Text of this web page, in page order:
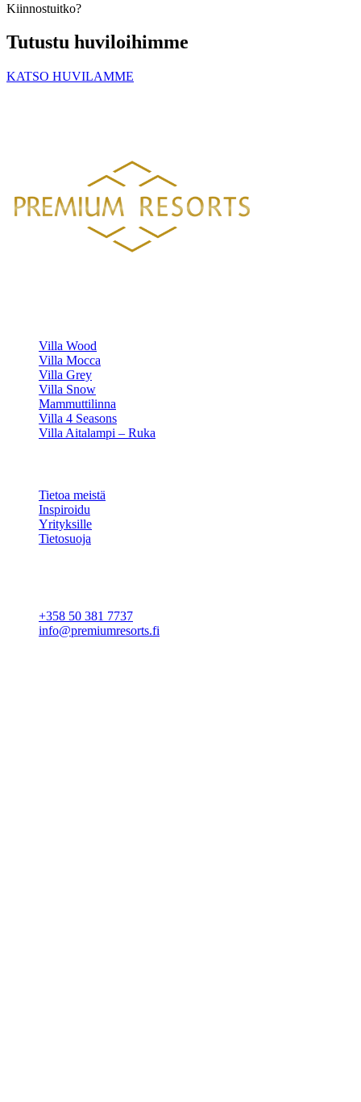
Kiinnostuitko?
Tutustu huviloihimme
KATSO HUVILAMME
Villa Wood
Villa Mocca
Villa Grey
Villa Snow
Mammuttilinna
Villa 4 Seasons
Villa Aitalampi – Ruka
Tietoa meistä
Inspiroidu
Yrityksille
Tietosuoja
+358 50 381 7737
info@premiumresorts.fi